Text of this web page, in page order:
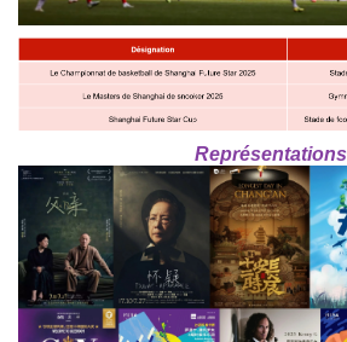
Représentations